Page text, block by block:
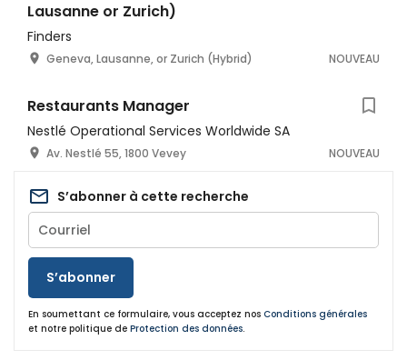
Lausanne or Zurich)
Finders
Geneva, Lausanne, or Zurich (Hybrid) NOUVEAU
Restaurants Manager
Nestlé Operational Services Worldwide SA
Av. Nestlé 55, 1800 Vevey NOUVEAU
S’abonner à cette recherche
S’abonner
En soumettant ce formulaire, vous acceptez nos Conditions générales
et notre politique de Protection des données.